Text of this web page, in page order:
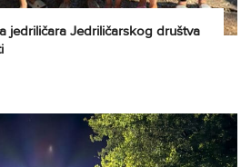
jedriličara Jedriličarskog društva